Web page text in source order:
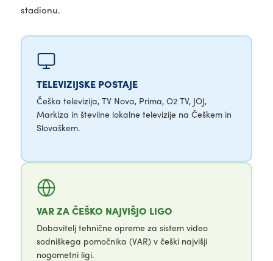
stadionu.
TELEVIZIJSKE POSTAJE
Češka televizija, TV Nova, Prima, O2 TV, JOJ,
Markíza in številne lokalne televizije na Češkem in
Slovaškem.
VAR ZA ČEŠKO NAJVIŠJO LIGO
Dobavitelj tehnične opreme za sistem video
sodniškega pomočnika (VAR) v češki najvišji
nogometni ligi.